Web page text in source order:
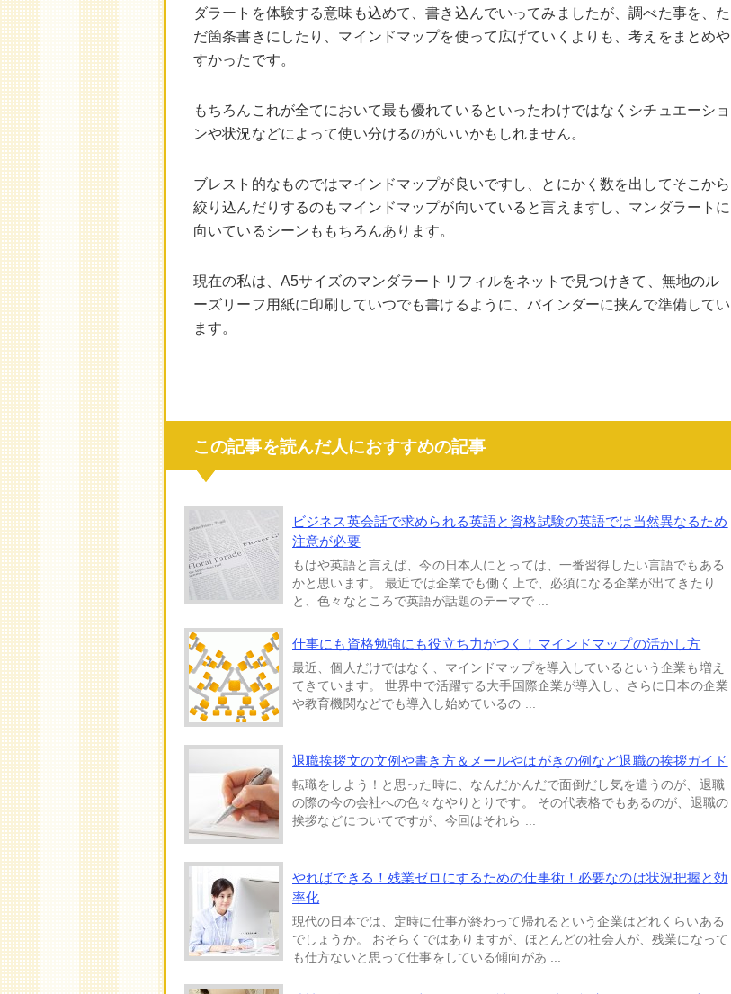
ダラートを体験する意味も込めて、書き込んでいってみましたが、調べた事を、た
だ箇条書きにしたり、マインドマップを使って広げていくよりも、考えをまとめや
すかったです。
もちろんこれが全てにおいて最も優れているといったわけではなくシチュエーショ
ンや状況などによって使い分けるのがいいかもしれません。
ブレスト的なものではマインドマップが良いですし、とにかく数を出してそこから
絞り込んだりするのもマインドマップが向いていると言えますし、マンダラートに
向いているシーンももちろんあります。
現在の私は、A5サイズのマンダラートリフィルをネットで見つけきて、無地のル
ーズリーフ用紙に印刷していつでも書けるように、バインダーに挟んで準備してい
ます。
この記事を読んだ人におすすめの記事
ビジネス英会話で求められる英語と資格試験の英語では当然異なるため
注意が必要
もはや英語と言えば、今の日本人にとっては、一番習得したい言語でもある
かと思います。 最近では企業でも働く上で、必須になる企業が出てきたり
と、色々なところで英語が話題のテーマで ...
仕事にも資格勉強にも役立ち力がつく！マインドマップの活かし方
最近、個人だけではなく、マインドマップを導入しているという企業も増え
てきています。 世界中で活躍する大手国際企業が導入し、さらに日本の企業
や教育機関などでも導入し始めているの ...
退職挨拶文の文例や書き方＆メールやはがきの例など退職の挨拶ガイド
転職をしよう！と思った時に、なんだかんだで面倒だし気を遣うのが、退職
の際の今の会社への色々なやりとりです。 その代表格でもあるのが、退職の
挨拶などについてですが、今回はそれら ...
やればできる！残業ゼロにするための仕事術！必要なのは状況把握と効
率化
現代の日本では、定時に仕事が終わって帰れるという企業はどれくらいある
でしょうか。 おそらくではありますが、ほとんどの社会人が、残業になって
も仕方ないと思って仕事をしている傾向があ ...